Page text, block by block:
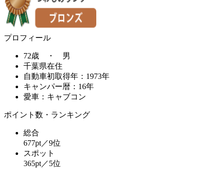
プロフィール
72歳 ・ 男
千葉県在住
自動車初取得年：1973年
キャンパー暦：16年
愛車：キャブコン
ポイント数・ランキング
総合
677pt／9位
スポット
365pt／5位